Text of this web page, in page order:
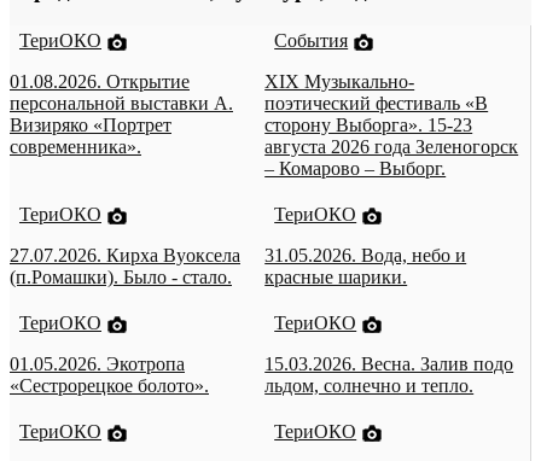
ТериОКО
01.08.2026. Открытие
персональной выставки А.
Визиряко «Портрет
современника».
События
XIX Музыкально-
поэтический фестиваль «В
сторону Выборга». 15-23
августа 2026 года Зеленогорск
– Комарово – Выборг.
ТериОКО
27.07.2026. Кирха Вуоксела
(п.Ромашки). Было - стало.
ТериОКО
31.05.2026. Вода, небо и
красные шарики.
ТериОКО
01.05.2026. Экотропа
«Сестрорецкое болото».
ТериОКО
15.03.2026. Весна. Залив подо
льдом, солнечно и тепло.
ТериОКО
ТериОКО